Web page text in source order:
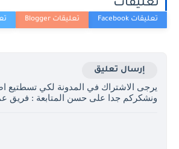
تعليقات
إرسال تعليق
يرجى الاشتراك في المدونة لكي تسطتيع
ونشكركم جدا على حسن المتابعة : فريق